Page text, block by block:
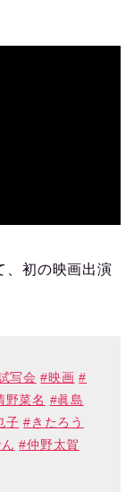
、初の映画出演
写会 #映画 #
野菜名 #眞島
子 #きたろう
#仲野太賀